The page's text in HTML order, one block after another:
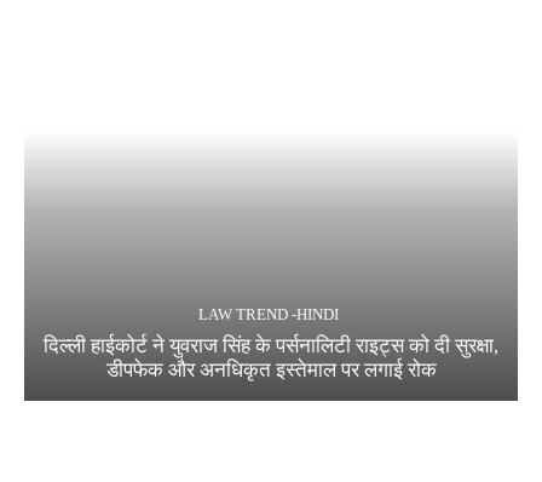
LAW TREND -HINDI
दिल्ली हाईकोर्ट ने युवराज सिंह के पर्सनालिटी राइट्स को दी सुरक्षा,
डीपफेक और अनधिकृत इस्तेमाल पर लगाई रोक